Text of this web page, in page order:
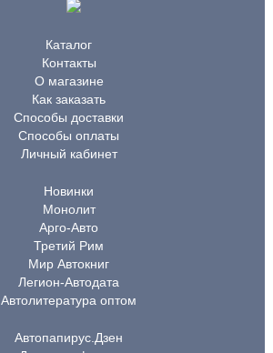
Каталог
Контакты
О магазине
Как заказать
Способы доставки
Способы оплаты
Личный кабинет
Новинки
Монолит
Арго-Авто
Третий Рим
Мир Автокниг
Легион-Автодата
Автолитература оптом
Автопапирус.Дзен